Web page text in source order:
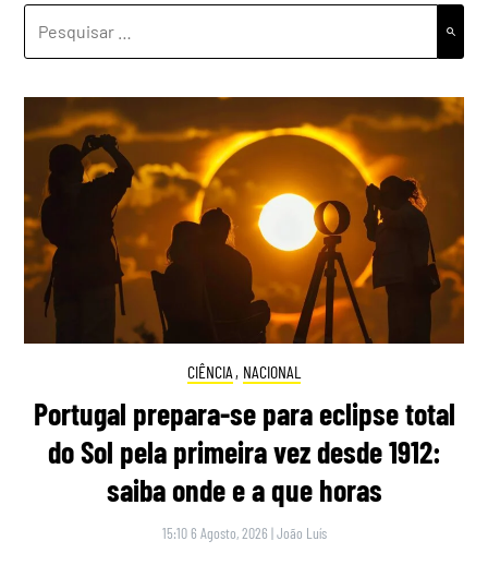
POR:
CIÊNCIA , NACIONAL
Portugal prepara-se para eclipse total
do Sol pela primeira vez desde 1912:
saiba onde e a que horas
15:10 6 Agosto, 2026 |João Luís